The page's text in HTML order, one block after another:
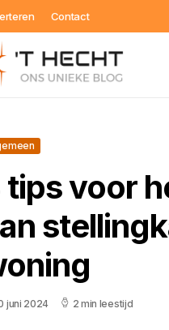
Contact
tips voor
juni 2024 2 min leestijd